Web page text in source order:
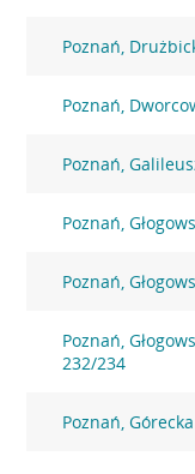
Poznań,
Poznań,
Poznań,
Poznań,
Poznań,
Poznań,
232/234
Poznań,